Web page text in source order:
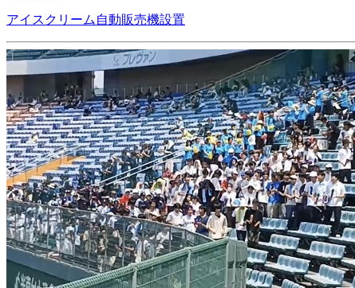
アイスクリーム自動販売機設置